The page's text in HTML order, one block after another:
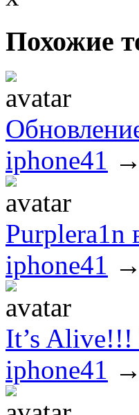
Похожие
iphone41 →
Purplera1n
iphone41 →
It’s Alive!!!
iphone41 →